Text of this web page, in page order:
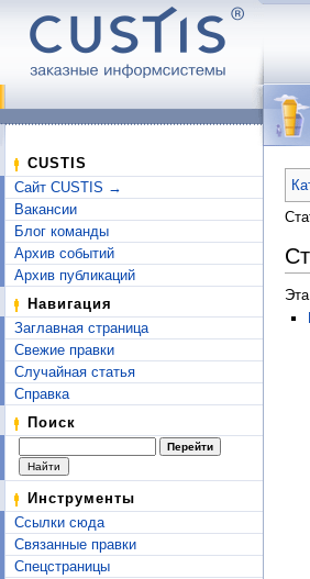
CUSTIS
Сайт CUSTIS →
Вакансии
Блог команды
Архив событий
Архив публикаций
Навигация
Заглавная страница
Свежие правки
Случайная статья
Справка
Поиск
Инструменты
Ссылки сюда
Связанные правки
Спецстраницы